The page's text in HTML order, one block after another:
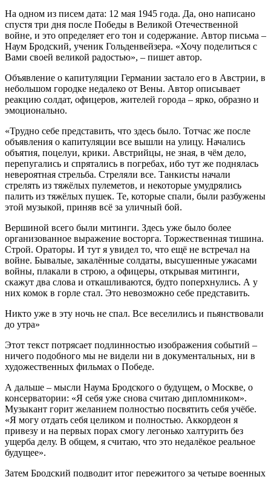
На одном из писем дата: 12 мая 1945 года. Да, оно написано
спустя три дня после Победы в Великой Отечественной
войне, и это определяет его тон и содержание. Автор письма –
Наум Бродский, ученик Гольденвейзера. «Хочу поделиться с
Вами своей великой радостью», – пишет автор.
Объявление о капитуляции Германии застало его в Австрии, в
небольшом городке недалеко от Вены. Автор описывает
реакцию солдат, офицеров, жителей города – ярко, образно и
эмоционально.
«Трудно себе представить, что здесь было. Тотчас же после
объявления о капитуляции все вышли на улицу. Начались
объятия, поцелуи, крики. Австрийцы, не зная, в чём дело,
перепугались и спрятались в погребах, ибо тут же поднялась
невероятная стрельба. Стреляли все. Танкисты начали
стрелять из тяжёлых пулеметов, и некоторые умудрялись
палить из тяжёлых пушек. Те, которые спали, были разбужены
этой музыкой, приняв всё за уличный бой.
Вершиной всего были митинги. Здесь уже было более
организованное выражение восторга. Торжественная тишина.
Строй. Ораторы. И тут я увидел то, что ещё не встречал на
войне. Бывалые, закалённые солдаты, высушенные ужасами
войны, плакали в строю, а офицеры, открывая митинги,
скажут два слова и откашливаются, будто поперхнулись. А у
них комок в горле стал. Это невозможно себе представить.
Никто уже в эту ночь не спал. Все веселились и пьянствовали
до утра»
Этот текст потрясает подлинностью изображения событий –
ничего подобного мы не видели ни в документальных, ни в
художественных фильмах о Победе.
А дальше – мысли Наума Бродского о будущем, о Москве, о
консерватории: «Я себя уже снова считаю дипломником».
Музыкант горит желанием полностью посвятить себя учёбе.
«Я могу отдать себя целиком и полностью. Аккордеон я
привезу и на первых порах смогу легонько халтурить без
ущерба делу. В общем, я считаю, что это недалёкое реальное
будущее».
Затем Бродский подводит итог пережитого за четыре военных